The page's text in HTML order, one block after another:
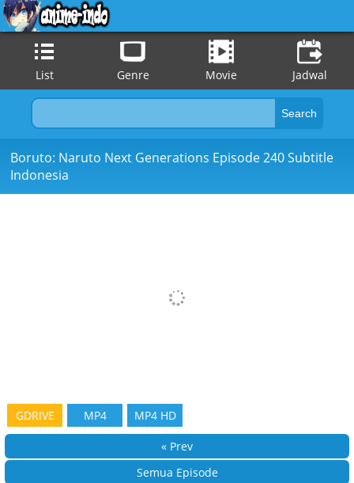
List Genre Movie Jadwal
Boruto: Naruto Next Generations Episode 240 Subtitle
Indonesia
GDRIVE MP4 MP4 HD
« Prev
Semua Episode